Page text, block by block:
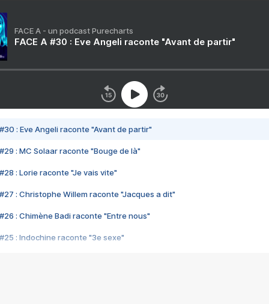
FACE A - un podcast Purecharts
FACE A #30 : Eve Angeli raconte "Avant de partir"
#30 : Eve Angeli raconte "Avant de partir"
#29 : MC Solaar raconte "Bouge de là"
#28 : Lorie raconte "Je vais vite"
#27 : Christophe Willem raconte "Jacques a dit"
#26 : Chimène Badi raconte "Entre nous"
#25 : Indochine raconte "3e sexe"